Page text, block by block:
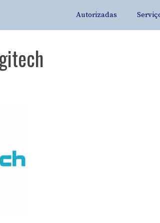
Autorizadas